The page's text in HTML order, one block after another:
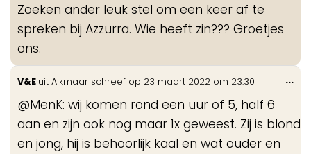
Zoeken ander leuk stel om een keer af te
spreken bij Azzurra. Wie heeft zin??? Groetjes
ons.
V&E uit Alkmaar schreef op 23 maart 2022 om 23:30
@MenK: wij komen rond een uur of 5, half 6
aan en zijn ook nog maar 1x geweest. Zij is blond
en jong, hij is behoorlijk kaal en wat ouder en
...